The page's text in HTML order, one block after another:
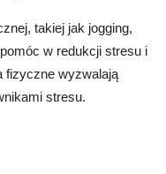
takiej jak jogging,
w redukcji stresu i
fizyczne wyzwalają
stresu.